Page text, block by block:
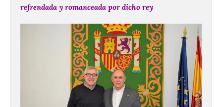
refrendada y romanceada por dicho rey